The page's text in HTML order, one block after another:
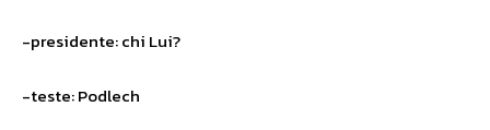
-presidente: chi Lui?
-teste: Podlech